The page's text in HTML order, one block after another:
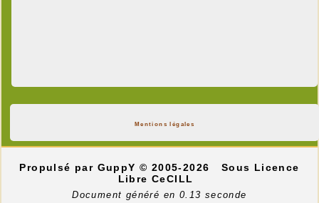
Mentions légales
Propulsé par GuppY© 2005-2026
Sous Licence
Libre CeCILL
Document généré en 0.13 seconde